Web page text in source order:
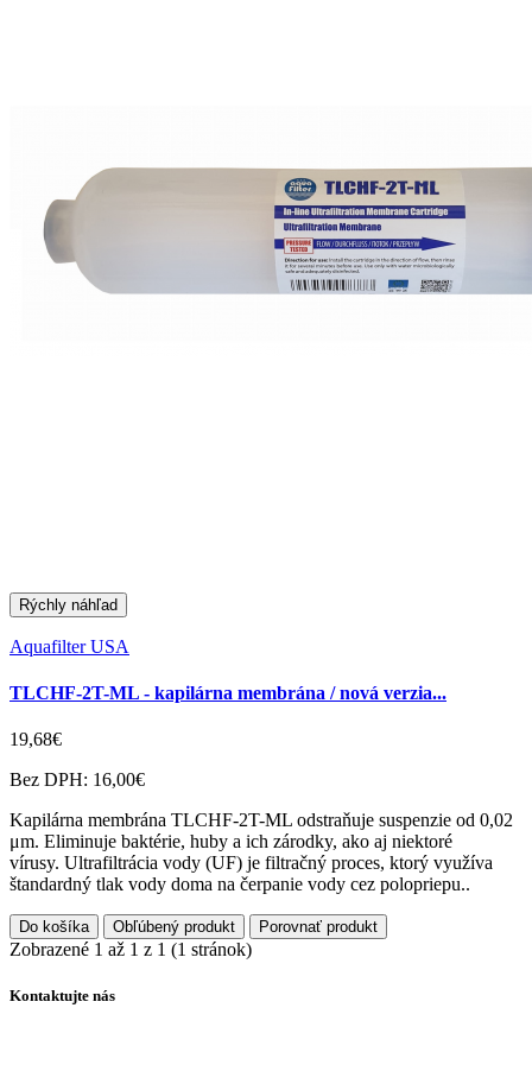
Rýchly náhľad
Aquafilter USA
TLCHF-2T-ML - kapilárna membrána / nová verzia...
19,68€
Bez DPH: 16,00€
Kapilárna membrána TLCHF-2T-ML odstraňuje suspenzie od 0,02
μm. Eliminuje baktérie, huby a ich zárodky, ako aj niektoré
vírusy. Ultrafiltrácia vody (UF) je filtračný proces, ktorý využíva
štandardný tlak vody doma na čerpanie vody cez polopriepu..
Do košíka Obľúbený produkt Porovnať produkt
Zobrazené 1 až 1 z 1 (1 stránok)
Kontaktujte nás